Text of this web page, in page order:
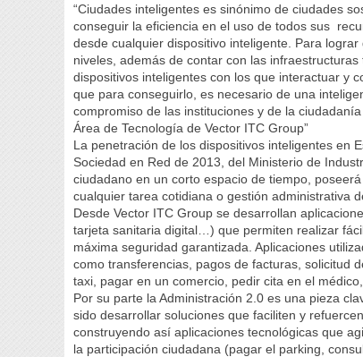
“Ciudades inteligentes es sinónimo de ciudades
conseguir la eficiencia en el uso de todos sus
desde cualquier dispositivo inteligente. Para
niveles, además de contar con las
dispositivos inteligentes con los que interactuar y
que para conseguirlo, es necesario de una
compromiso de las instituciones y de la
Área de Tecnología de Vector ITC Group”
La penetración de los dispositivos inteligentes en
Sociedad en Red de 2013, del Ministerio de
ciudadano en un corto espacio de tiempo,
cualquier tarea cotidiana o gestión administrativa
Desde Vector ITC Group se desarrollan
tarjeta sanitaria digital…) que permiten realizar
máxima seguridad garantizada. Aplicaciones
como transferencias, pagos de facturas, solicitud
taxi, pagar en un comercio, pedir cita en el médico,
Por su parte la Administración 2.0 es una pieza
sido desarrollar soluciones que faciliten y
construyendo así aplicaciones tecnológicas que
la participación ciudadana (pagar el parking,